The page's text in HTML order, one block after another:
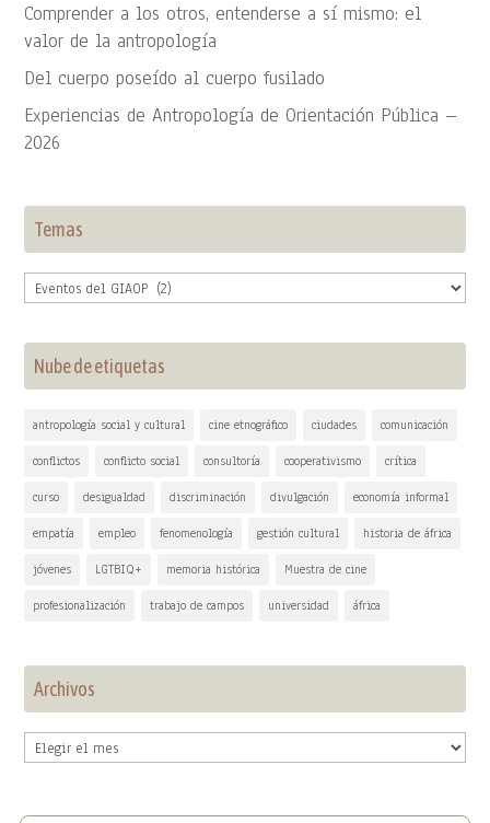
Comprender a los otros, entenderse a sí mismo: el
valor de la antropología
Del cuerpo poseído al cuerpo fusilado
Experiencias de Antropología de Orientación Pública –
2026
Temas
Temas
Nube de etiquetas
antropología social y cultural cine etnográfico ciudades comunicación
conflictos conflicto social consultoría cooperativismo crítica
curso desigualdad discriminación divulgación economía informal
empatía empleo fenomenología gestión cultural historia de áfrica
jóvenes LGTBIQ+ memoria histórica Muestra de cine
profesionalización trabajo de campos universidad áfrica
Archivos
Archivos